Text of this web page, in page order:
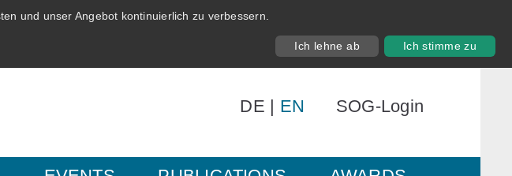
und unser Angebot kontinuierlich zu verbessern.
Ich lehne ab Ich stimme zu
DE | EN SOG-Login